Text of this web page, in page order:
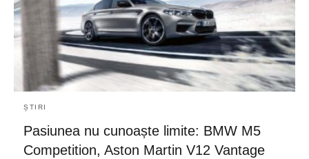
ȘTIRI
Pasiunea nu cunoaște limite: BMW M5
Competition, Aston Martin V12 Vantage